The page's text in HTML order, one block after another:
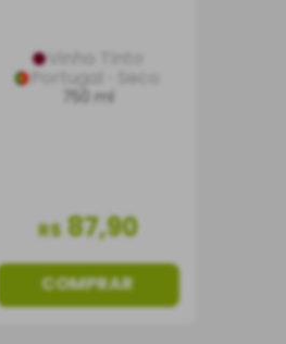
Vinho Tinto
Portugal Seco
750 ml
R$ 87,90
COMPRAR